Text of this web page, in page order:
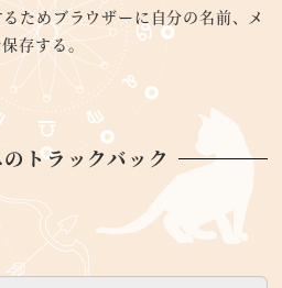
ためブラウザーに自分の名前、メ
存する。
トラックバック